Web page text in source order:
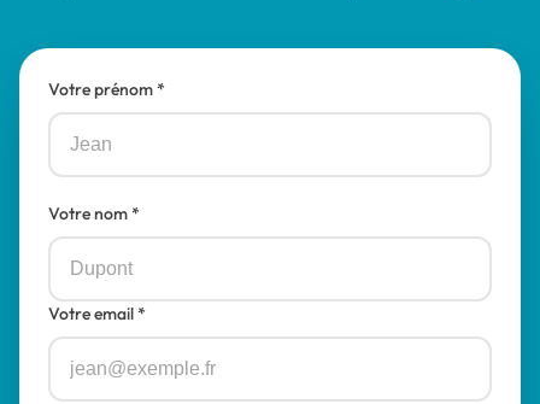
Votre prénom *
Votre nom *
Votre email *